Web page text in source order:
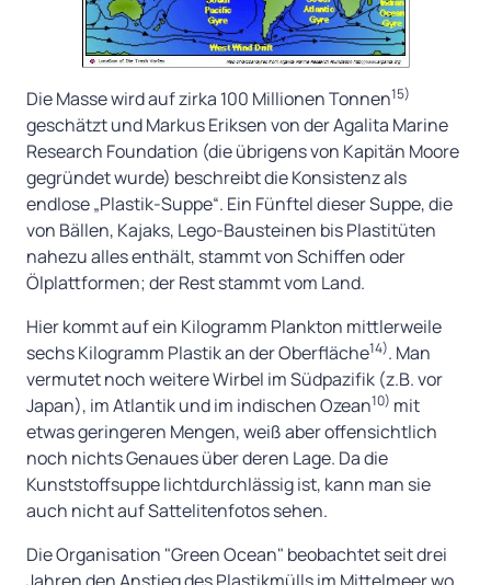
Die Masse wird auf zirka 100 Millionen Tonnen15)
geschätzt und Markus Eriksen von der Agalita Marine
Research Foundation (die übrigens von Kapitän Moore
gegründet wurde) beschreibt die Konsistenz als
endlose „Plastik-Suppe“. Ein Fünftel dieser Suppe, die
von Bällen, Kajaks, Lego-Bausteinen bis Plastitüten
nahezu alles enthält, stammt von Schiffen oder
Ölplattformen; der Rest stammt vom Land.
Hier kommt auf ein Kilogramm Plankton mittlerweile
sechs Kilogramm Plastik an der Oberfläche14). Man
vermutet noch weitere Wirbel im Südpazifik (z.B. vor
Japan), im Atlantik und im indischen Ozean10) mit
etwas geringeren Mengen, weiß aber offensichtlich
noch nichts Genaues über deren Lage. Da die
Kunststoffsuppe lichtdurchlässig ist, kann man sie
auch nicht auf Sattelitenfotos sehen.
Die Organisation "Green Ocean" beobachtet seit drei